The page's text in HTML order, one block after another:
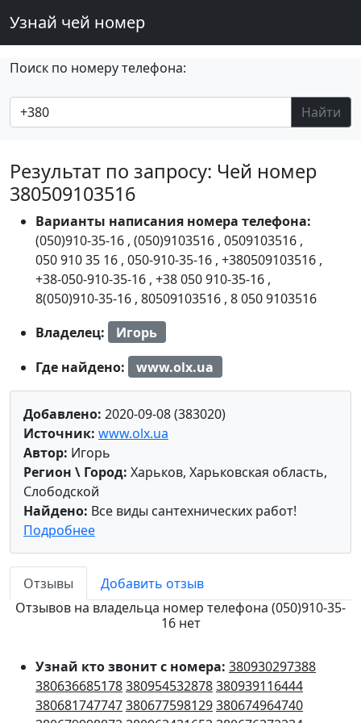
Узнай чей номер
Поиск по номеру телефона:
Найти
Результат по запросу: Чей номер
380509103516
Варианты написания номера телефона:
(050)910-35-16 , (050)9103516 , 0509103516 ,
050 910 35 16 , 050-910-35-16 , +380509103516 ,
+38-050-910-35-16 , +38 050 910-35-16 ,
8(050)910-35-16 , 80509103516 , 8 050 9103516
Владелец:
Игорь
Где найдено:
www.olx.ua
Добавлено: 2020-09-08 (383020)
Источник: www.olx.ua
Автор: Игорь
Регион \ Город: Харьков, Харьковская область,
Слободской
Найдено: Все виды сантехнических работ!
Подробнее
Отзывы
Добавить отзыв
Отзывов на владельца номер телефона (050)910-35-
16 нет
Узнай кто звонит с номера: 380930297388
380636685178380954532878380939116444
380681747747380677598129380674964740